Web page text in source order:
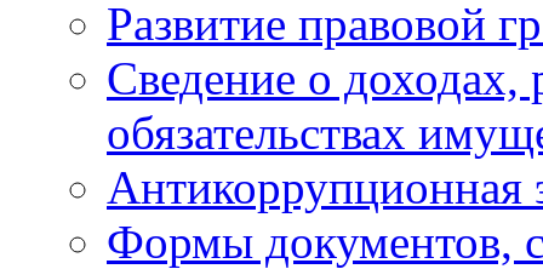
Развитие правовой
Сведение о доходах,
обязательствах
Антикоррупционная
Формы документов,